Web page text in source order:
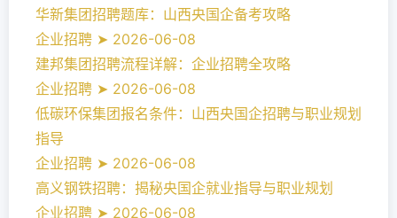
华新集团招聘题库：山西央国企备考攻略
企业招聘 ➤ 2026-06-08
建邦集团招聘流程详解：企业招聘全攻略
企业招聘 ➤ 2026-06-08
低碳环保集团报名条件：山西央国企招聘与职业规划
指导
企业招聘 ➤ 2026-06-08
高义钢铁招聘：揭秘央国企就业指导与职业规划
企业招聘 ➤ 2026-06-08